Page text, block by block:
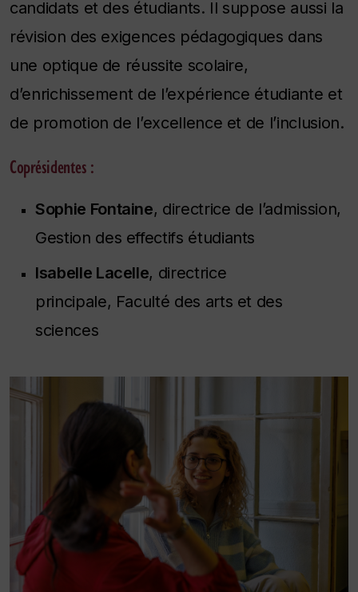
candidats et des étudiants. Il suppose aussi la
révision des exigences pédagogiques dans
une optique de réussite scolaire,
d’enrichissement de l’expérience étudiante et
de promotion de l’excellence et de l’inclusion.
Coprésidentes :
Sophie Fontaine, directrice de l’admission,
Gestion des effectifs étudiants
Isabelle Lacelle, directrice
principale, Faculté des arts et des
sciences